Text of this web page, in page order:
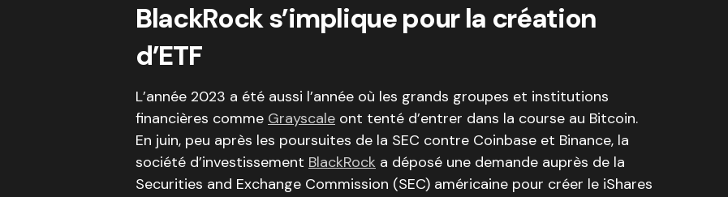
BlackRock s’implique pour la création
d’ETF
L’année 2023 a été aussi l’année où les grands groupes et institutions
financières comme Grayscale ont tenté d’entrer dans la course au Bitcoin.
En juin, peu après les poursuites de la SEC contre Coinbase et Binance, la
société d’investissement BlackRock a déposé une demande auprès de la
Securities and Exchange Commission (SEC) américaine pour créer le iShares